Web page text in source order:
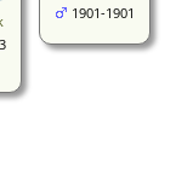
1901-1901